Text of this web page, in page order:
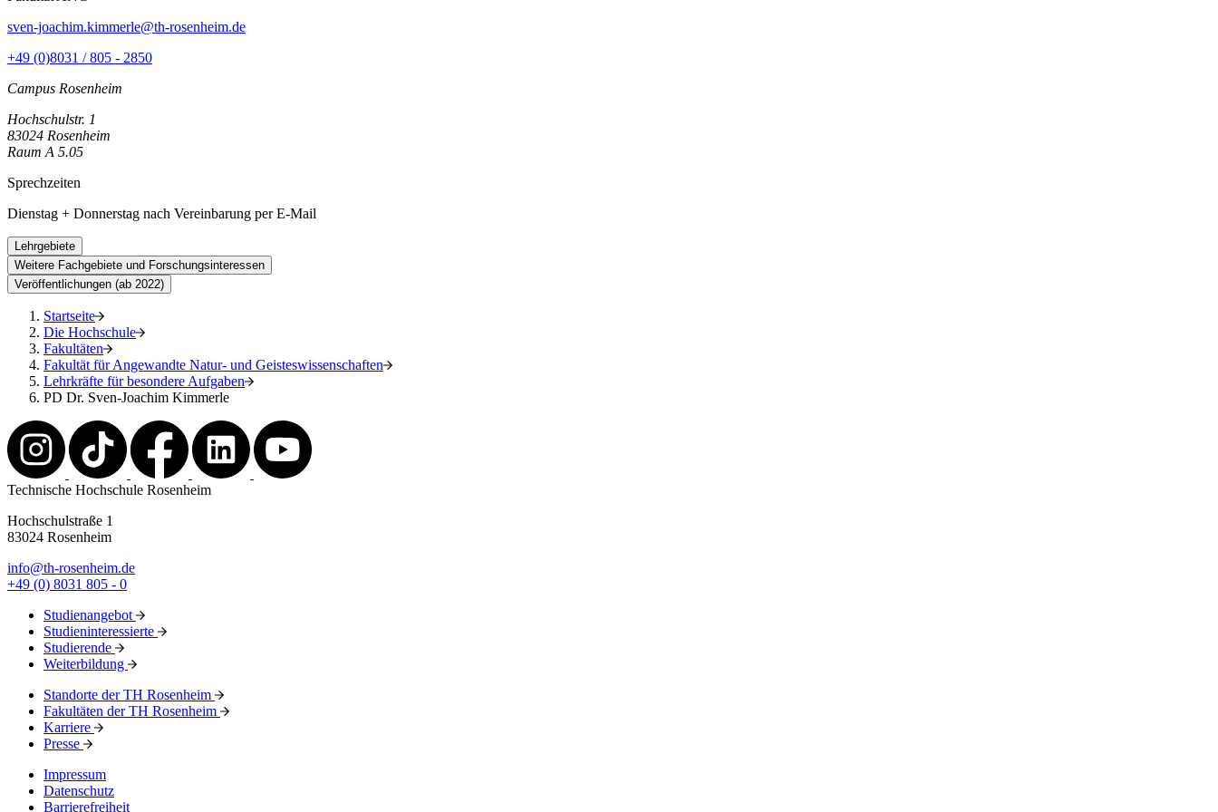
sven-joachim.kimmerle@th-rosenheim.de
+49 (0)8031 / 805 - 2850
Campus Rosenheim
Hochschulstr. 1
83024 Rosenheim
Raum A 5.05
Sprechzeiten
Dienstag + Donnerstag nach Vereinbarung per E-Mail
Lehrgebiete
Weitere Fachgebiete und Forschungsinteressen
Veröffentlichungen (ab 2022)
Startseite
Die Hochschule
Fakultäten
Fakultät für Angewandte Natur- und Geisteswissenschaften
Lehrkräfte für besondere Aufgaben
PD Dr. Sven-Joachim Kimmerle
Technische Hochschule Rosenheim
Hochschulstraße 1
83024 Rosenheim
info@th-rosenheim.de
+49 (0) 8031 805 - 0
Studienangebot
Studieninteressierte
Studierende
Weiterbildung
Standorte der TH Rosenheim
Fakultäten der TH Rosenheim
Karriere
Presse
Impressum
Datenschutz
Barrierefreiheit